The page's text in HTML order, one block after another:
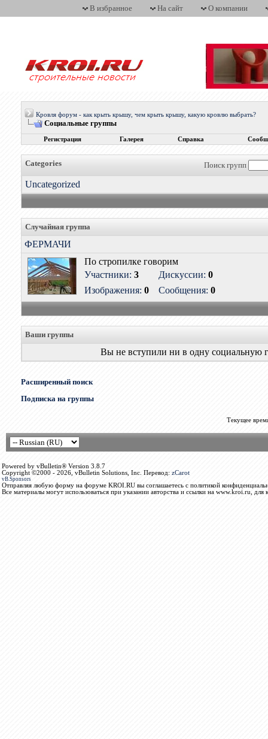
В избранное На сайт О компании
Кровля форум - как крыть крышу, чем крыть крышу, какую кровлю выбрать?
Социальные группы
Регистрация Галерея Справка
Поиск групп
Categories
Uncategorized
Случайная группа
ФЕРМАЧИ
По стропилке говорим
Участники: 3
Изображения: 0
Дискуссии: 0
Сообщения: 0
Ваши группы
Вы не вступили ни в одну социальную
Расширенный поиск
Подписка на группы
Текущее
Powered by vBulletin® Version 3.8.7
Copyright ©2000 - 2026, vBulletin Solutions, Inc. Перевод: zCarot
vB.Sponsors
Отправляя любую форму на форуме KROI.RU вы соглашаетесь с политикой
Все материалы могут использоваться при указании авторства и ссылки на www.kroi.ru, для